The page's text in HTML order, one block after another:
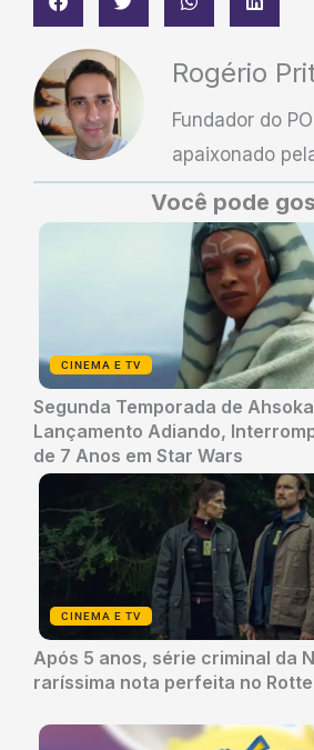
Rogério
Fundador do
apaixonado
Você pode
CINEMA E TV
Segunda Temporada de
Lançamento Adiando,
de 7 Anos em Star Wars
CINEMA E TV
Após 5 anos, série criminal da
raríssima nota perfeita no